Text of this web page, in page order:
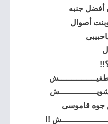
جنبه
وبنت أصوال
جوه قاموسى
!!